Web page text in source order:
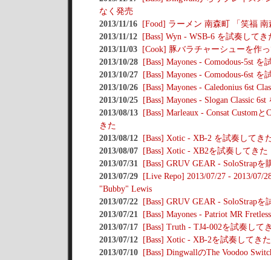
なく発売
2013/11/16
[Food] ラーメン 南森町 「笑福 南
2013/11/12
[Bass] Wyn - WSB-6 を試奏してき
2013/11/03
[Cook] 豚バラチャーシューを作
2013/10/28
[Bass] Mayones - Comodous-5st を
2013/10/27
[Bass] Mayones - Comodous-6st を
2013/10/26
[Bass] Mayones - Caledonius 6st
2013/10/25
[Bass] Mayones - Slogan Classic
2013/08/13
[Bass] Marleaux - Consat Custom
きた
2013/08/12
[Bass] Xotic - XB-2 を試奏してき
2013/08/07
[Bass] Xotic - XB2を試奏してきた
2013/07/31
[Bass] GRUV GEAR - SoloStrapを
2013/07/29
[Live Repo] 2013/07/27 - 2013/07/
"Bubby" Lewis
2013/07/22
[Bass] GRUV GEAR - SoloStrapを
2013/07/21
[Bass] Mayones - Patriot MR
2013/07/17
[Bass] Truth - TJ4-002を試奏して
2013/07/12
[Bass] Xotic - XB-2を試奏してきた
2013/07/10
[Bass] DingwallのThe Voodoo